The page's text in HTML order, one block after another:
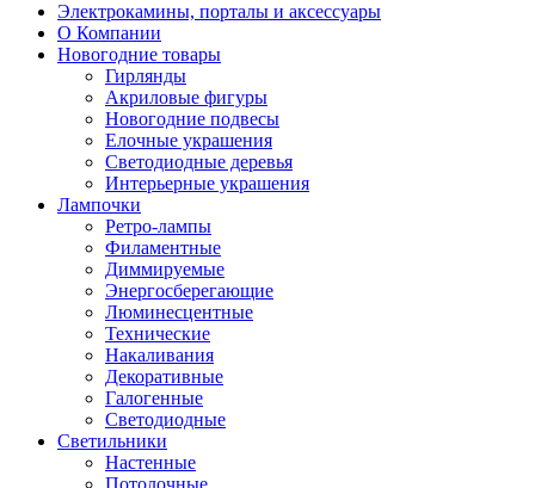
Электрокамины, порталы и аксессуары
О Компании
Новогодние товары
Гирлянды
Акриловые фигуры
Новогодние подвесы
Елочные украшения
Светодиодные деревья
Интерьерные украшения
Лампочки
Ретро-лампы
Филаментные
Диммируемые
Энергосберегающие
Люминесцентные
Технические
Накаливания
Декоративные
Галогенные
Светодиодные
Светильники
Настенные
Потолочные